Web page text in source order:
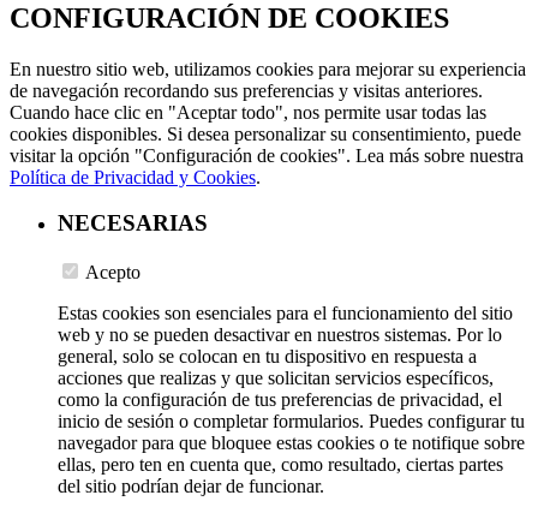
CONFIGURACIÓN DE COOKIES
En nuestro sitio web, utilizamos cookies para mejorar su experiencia
de navegación recordando sus preferencias y visitas anteriores.
Cuando hace clic en "Aceptar todo", nos permite usar todas las
cookies disponibles. Si desea personalizar su consentimiento, puede
visitar la opción "Configuración de cookies". Lea más sobre nuestra
Política de Privacidad y Cookies.
NECESARIAS
Acepto
Estas cookies son esenciales para el funcionamiento del sitio
web y no se pueden desactivar en nuestros sistemas. Por lo
general, solo se colocan en tu dispositivo en respuesta a
acciones que realizas y que solicitan servicios específicos,
como la configuración de tus preferencias de privacidad, el
inicio de sesión o completar formularios. Puedes configurar tu
navegador para que bloquee estas cookies o te notifique sobre
ellas, pero ten en cuenta que, como resultado, ciertas partes
del sitio podrían dejar de funcionar.